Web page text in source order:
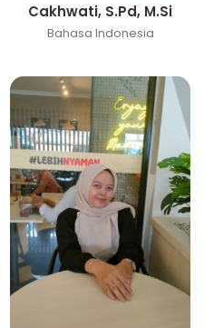
Cakhwati, S.Pd, M.Si
Bahasa Indonesia